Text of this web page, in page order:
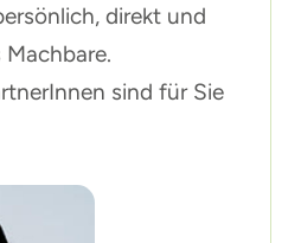
direkt und
sind für Sie